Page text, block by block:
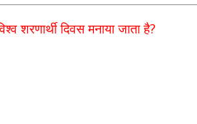
शरणार्थी दिवस मनाया जाता है?